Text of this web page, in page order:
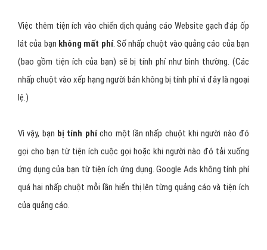
Việc thêm tiện ích vào chiến dịch quảng cáo Website gạch đáp ốp
lát của bạn không mất phí. Số nhấp chuột vào quảng cáo của bạn
(bao gồm tiện ích của bạn) sẽ bị tính phí như bình thường. (Các
nhấp chuột vào xếp hạng người bán không bị tính phí vì đây là ngoại
lệ.)
Vì vậy, bạn bị tính phícho một lần nhấp chuột khi người nào đó
gọi cho bạn từ tiện ích cuộc gọi hoặc khi người nào đó tải xuống
ứng dụng của bạn từ tiện ích ứng dụng. Google Ads không tính phí
quá hai nhấp chuột mỗi lần hiển thị lên từng quảng cáo và tiện ích
của quảng cáo.